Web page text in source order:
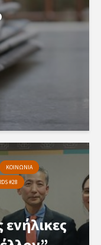
ΚΟΙΝΩΝΙΑ
#28
ενήλικες